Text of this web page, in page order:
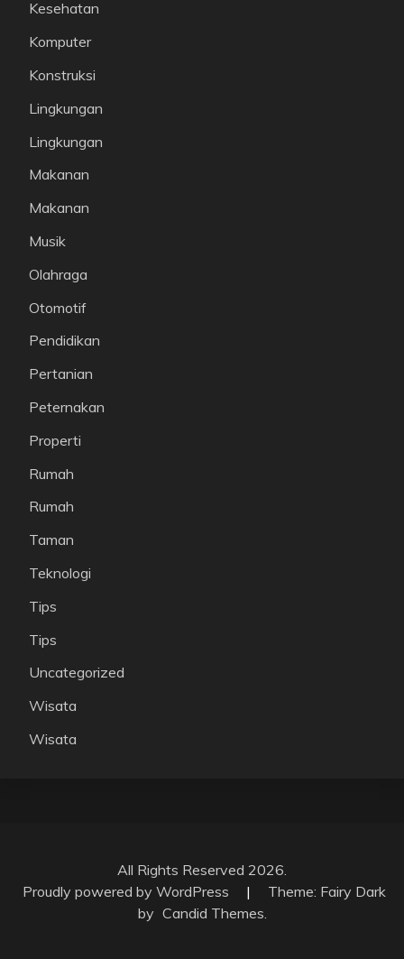
Kesehatan
Komputer
Konstruksi
Lingkungan
Lingkungan
Makanan
Makanan
Musik
Olahraga
Otomotif
Pendidikan
Pertanian
Peternakan
Properti
Rumah
Rumah
Taman
Teknologi
Tips
Tips
Uncategorized
Wisata
Wisata
All Rights Reserved 2026.
Proudly powered by WordPress
|
Theme: Fairy Dark
by Candid Themes